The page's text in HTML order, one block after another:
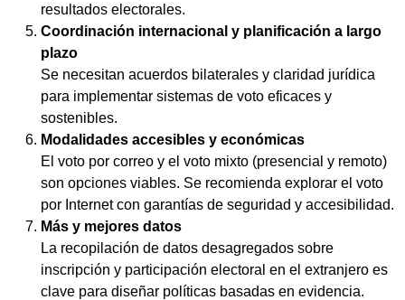
resultados electorales.
Coordinación internacional y planificación a largo
plazo
Se necesitan acuerdos bilaterales y claridad jurídica
para implementar sistemas de voto eficaces y
sostenibles.
Modalidades accesibles y económicas
El voto por correo y el voto mixto (presencial y remoto)
son opciones viables. Se recomienda explorar el voto
por Internet con garantías de seguridad y accesibilidad.
Más y mejores datos
La recopilación de datos desagregados sobre
inscripción y participación electoral en el extranjero es
clave para diseñar políticas basadas en evidencia.